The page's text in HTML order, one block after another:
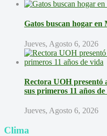
Gatos buscan hogar
Jueves, Agosto 6, 2026
Rectora UOH presentó
sus primeros 11 años
Jueves, Agosto 6, 2026
Clima